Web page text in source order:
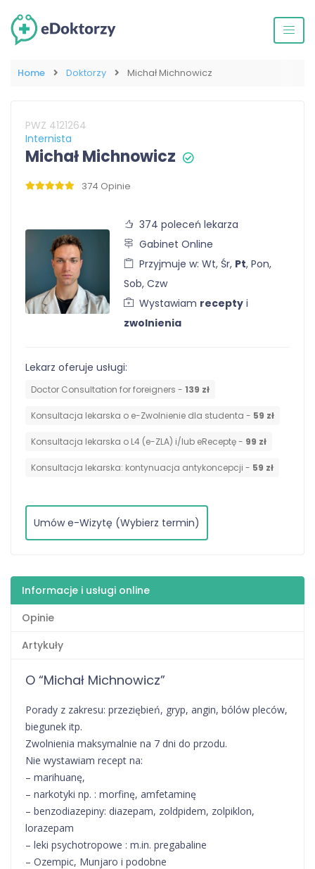
Home Doktorzy Michał Michnowicz
PWZ 4121264
Internista
Michał Michnowicz
374 Opinie
374 poleceń lekarza
Gabinet Online
Przyjmuje w: Wt, Śr, Pt, Pon,
Sob, Czw
Wystawiam recepty i
zwolnienia
Lekarz oferuje usługi:
Doctor Consultation for foreigners - 139 zł
Konsultacja lekarska o e-Zwolnienie dla studenta - 59 zł
Konsultacja lekarska o L4 (e-ZLA) i/lub eReceptę - 99 zł
⁠Konsultacja lekarska: kontynuacja antykoncepcji - 59 zł
Umów e-Wizytę (Wybierz termin)
Informacje i usługi online
Opinie
Artykuły
O “Michał Michnowicz”
Porady z zakresu: przeziębień, gryp, angin, bólów pleców,
biegunek itp.
Zwolnienia maksymalnie na 7 dni do przodu.
Nie wystawiam recept na:
– marihuanę,
– narkotyki np. : morfinę, amfetaminę
– benzodiazepiny: diazepam, zoldpidem, zolpiklon,
lorazepam
– leki psychotropowe : m.in. pregabaline
– Ozempic, Munjaro i podobne